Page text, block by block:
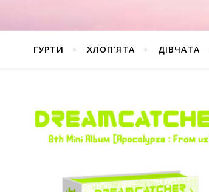
ГУРТИ ХЛОП’ЯТА ДІВЧАТА